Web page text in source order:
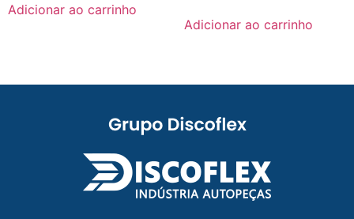
Adicionar ao carrinho
Adicionar ao carrinho